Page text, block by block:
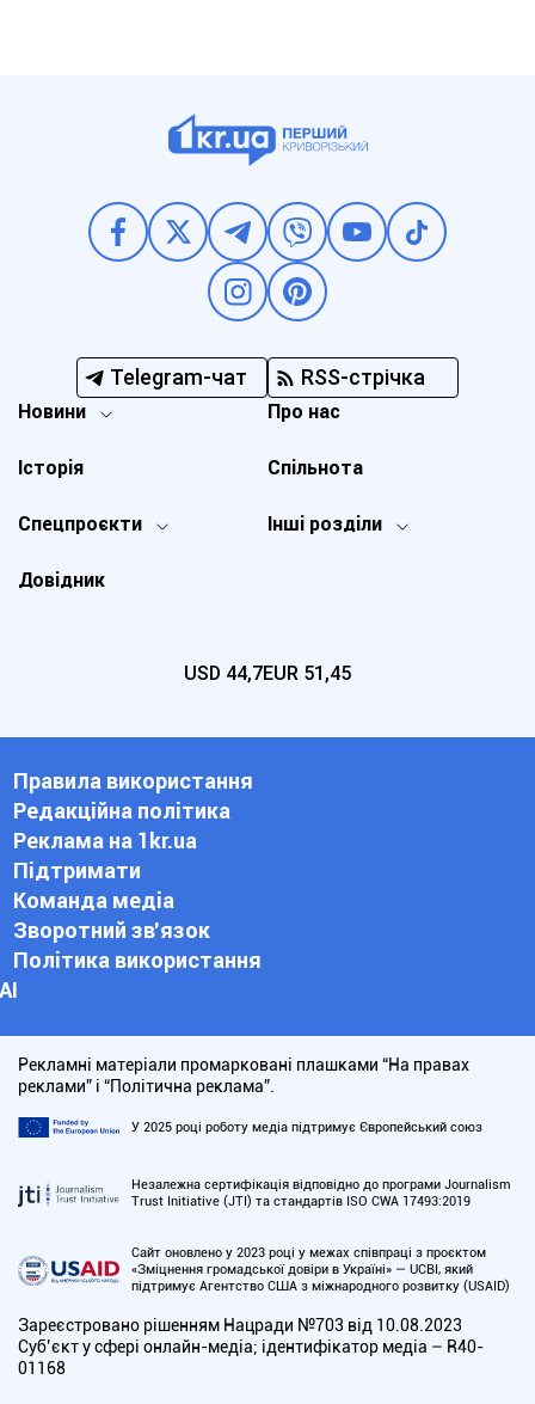
Telegram-чат RSS-стрічка
Новини
Спецпроєкти Інші розділи
Історія
Про нас
Довідник
Спільнота
USD 44,7EUR 51,45
Правила використання
Редакційна політика
Реклама на 1kr.ua
Підтримати
Команда медіа
Зворотний зв'язок
Політика використання
АІ
Рекламні матеріали промарковані плашками “На правах
реклами” і “Політична реклама”.
У 2025 році роботу медіа підтримує Європейський союз
Незалежна сертифікація відповідно до програми Journalism
Trust Initiative (JTI) та стандартів ISO CWA 17493:2019
Сайт оновлено у 2023 році у межах співпраці з проєктом
«Зміцнення громадської довіри в Україні» — UCBI, який
підтримує Агентство США з міжнародного розвитку (USAID)
Зареєстровано рішенням Нацради №703 від 10.08.2023
Cуб’єкт у сфері онлайн-медіа; ідентифікатор медіа – R40-
01168